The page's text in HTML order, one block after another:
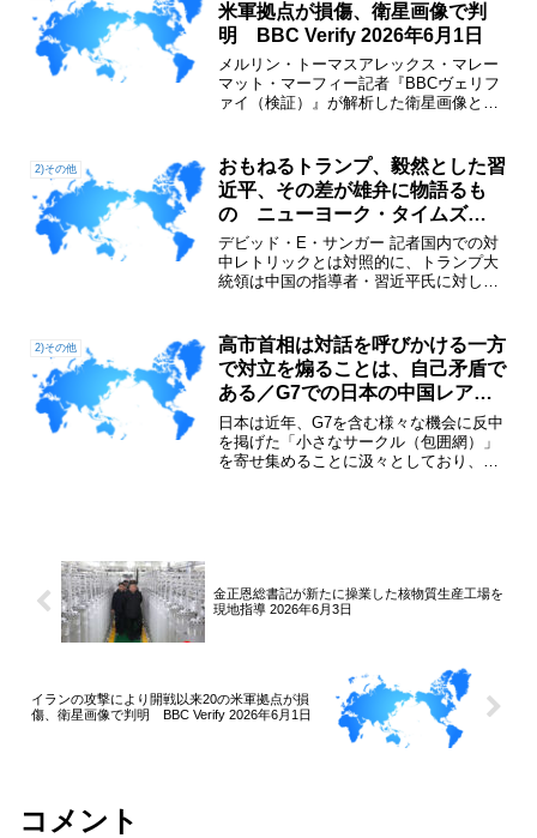
米軍拠点が損傷、衛星画像で判
明 BBC Verify 2026年6月1日
メルリン・トーマスアレックス・マレー
マット・マーフィー記者『BBCヴェリフ
ァイ（検証）』が解析した衛星画像と動
公に認められているよりも広範囲に及ん
でいることが示唆され...
2)その他
おもねるトランプ、毅然とした習
近平、その差が雄弁に物語るも
の ニューヨーク・タイムズ
2026年5月14日
デビッド・E・サンガー 記者国内での対
中レトリックとは対照的に、トランプ大
統領は中国の指導者・習近平氏に対して
習近平氏との「個人的な関係」がすべて
だった。「あなたは偉大...
2)その他
高市首相は対話を呼びかける一方
で対立を煽ることは、自己矛盾で
ある／G7での日本の中国レアア
ース規制を巡る騒ぎに対し、中国
外務省が反論 グローバル・タイ
ムズ 2026年6月18日
日本は近年、G7を含む様々な機会に反中
を掲げた「小さなサークル（包囲網）」
を寄せ集めることに汲々としており、今
金正恩総書記が新たに操業した核物質生産工場を
現地指導 2026年6月3日
イランの攻撃により開戦以来20の米軍拠点が損
傷、衛星画像で判明 BBC Verify 2026年6月1日
コメント